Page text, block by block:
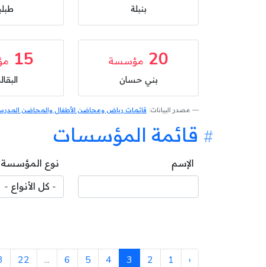
بنبلة
20 مؤسسة
بني حسان
15
مصدر البيانات: قائمات رياض ومحاضن الأطفال والمحاضن
قائمة المؤسسات
الإسم نوع المؤسسة
‹
1
2
3
4
5
6
...
22